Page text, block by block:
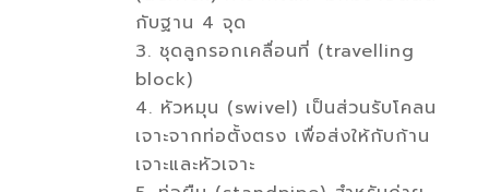
กับฐาน 4 จุด
3. ชุดลูกรอกเคลื่อนที่ (travelling
block)
4. หัวหมุน (swivel) เป็นส่วนรับโคลน
เจาะจากท่อตั้งตรง เพื่อส่งให้กับก้าน
เจาะและหัวเจาะ